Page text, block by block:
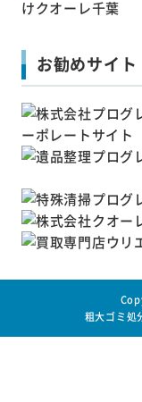
お勧めサイト
粗大ゴミ処